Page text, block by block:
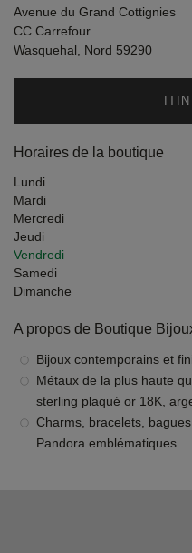
Avenue du Grand Cottignies
CC Carrefour
Wasquehal, Nord 59290
Horaires de la boutique
Lundi
Mardi
Mercredi
Jeudi
Vendredi
Samedi
Dimanche
A propos de Boutique
Bijoux contemporains et
Métaux de la plus haute
sterling plaqué or 18K,
Charms, bracelets,
Pandora emblématiques